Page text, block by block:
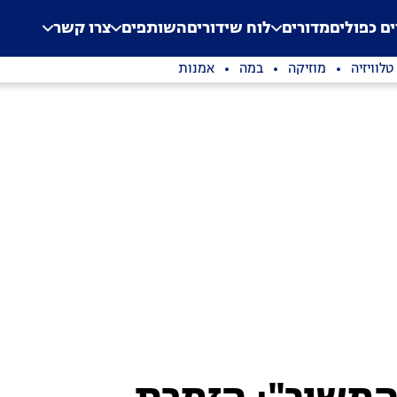
Application error: a
. כפוליםמדורים לוח שידוריםהשותפים צרו קשר
טלוויזיה מוזיקה במה אמנות